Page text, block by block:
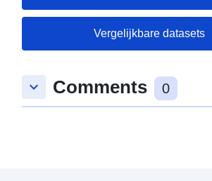
Vergelijkbare datasets
keyboard_arrow_down Comments 0